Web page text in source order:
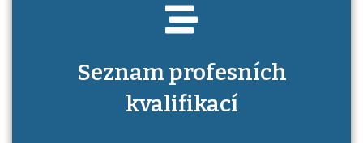
Seznam profesních
kvalifikací